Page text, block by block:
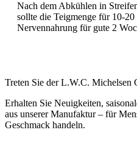
Nach dem Abkühlen in
sollte die Teigmenge für 10-
Nervennahrung für gute 2
Treten Sie der L.W.C. Michelsen
Erhalten Sie Neuigkeiten,
aus unserer Manufaktur – für
Geschmack handeln.